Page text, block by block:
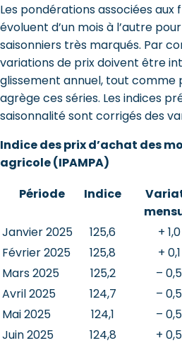
Les pondérations associées
évoluent d’un mois à l’autre
saisonniers très marqués. Par
variations de prix doivent être
glissement annuel, tout comme
agrège ces séries. Les indices
saisonnalité sont corrigés des
Indice des prix d’achat des
agricole (IPAMPA)
Période
Indice
Janvier 2025
125,6 +
Février 2025
125,8 +
Mars 2025
125,2 –
Avril 2025
124,7 –
Mai 2025
124,1 –
Juin 2025
124,8 +